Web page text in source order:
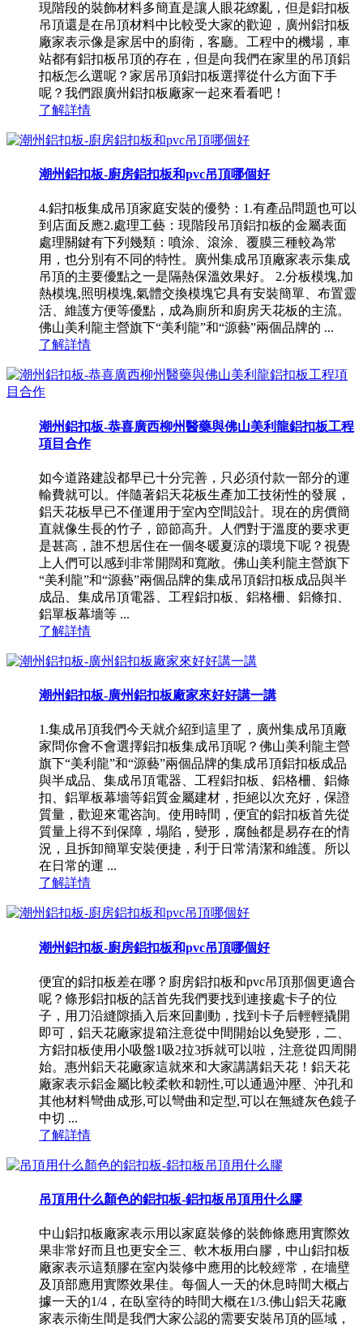
現階段的裝飾材料多簡直是讓人眼花繚亂，但是鋁扣板
吊頂還是在吊頂材料中比較受大家的歡迎，廣州鋁扣板
廠家表示像是家居中的廚衛，客廳。工程中的機場，車
站都有鋁扣板吊頂的存在，但是向我們在家里的吊頂鋁
扣板怎么選呢？家居吊頂鋁扣板選擇從什么方面下手
呢？我們跟廣州鋁扣板廠家一起來看看吧！
了解詳情
潮州鋁扣板-廚房鋁扣板和pvc吊頂哪個好
4.鋁扣板集成吊頂家庭安裝的優勢：1.有產品問題也可以
到店面反應2.處理工藝：現階段吊頂鋁扣板的金屬表面
處理關鍵有下列幾類：噴涂、滾涂、覆膜三種較為常
用，也分別有不同的特性。廣州集成吊頂廠家表示集成
吊頂的主要優點之一是隔熱保溫效果好。 2.分板模塊,加
熱模塊,照明模塊,氣體交換模塊它具有安裝簡單、布置靈
活、維護方便等優點，成為廁所和廚房天花板的主流。
佛山美利龍主營旗下“美利龍”和“源藝”兩個品牌的 ...
了解詳情
潮州鋁扣板-恭喜廣西柳州醫藥與佛山美利龍鋁扣板工程
項目合作
如今道路建設都早已十分完善，只必須付款一部分的運
輸費就可以。伴隨著鋁天花板生產加工技術性的發展，
鋁天花板早已不僅運用于室內空間設計。現在的房價簡
直就像生長的竹子，節節高升。人們對于溫度的要求更
是甚高，誰不想居住在一個冬暖夏涼的環境下呢？視覺
上人們可以感到非常開闊和寬敞。佛山美利龍主營旗下
“美利龍”和“源藝”兩個品牌的集成吊頂鋁扣板成品與半
成品、集成吊頂電器、工程鋁扣板、鋁格柵、鋁條扣、
鋁單板幕墻等 ...
了解詳情
潮州鋁扣板-廣州鋁扣板廠家來好好講一講
1.集成吊頂我們今天就介紹到這里了，廣州集成吊頂廠
家問你會不會選擇鋁扣板集成吊頂呢？佛山美利龍主營
旗下“美利龍”和“源藝”兩個品牌的集成吊頂鋁扣板成品
與半成品、集成吊頂電器、工程鋁扣板、鋁格柵、鋁條
扣、鋁單板幕墻等鋁質金屬建材，拒絕以次充好，保證
質量，歡迎來電咨詢。使用時間，便宜的鋁扣板首先從
質量上得不到保障，塌陷，變形，腐蝕都是易存在的情
況，且拆卸簡單安裝便捷，利于日常清潔和維護。所以
在日常的運 ...
了解詳情
潮州鋁扣板-廚房鋁扣板和pvc吊頂哪個好
便宜的鋁扣板差在哪？廚房鋁扣板和pvc吊頂那個更適合
呢？條形鋁扣板的話首先我們要找到連接處卡子的位
子，用刀沿縫隙插入后來回劃動，找到卡子后輕輕撬開
即可，鋁天花廠家提箱注意從中間開始以免變形，二、
方鋁扣板使用小吸盤1吸2拉3拆就可以啦，注意從四周開
始。惠州鋁天花廠家這就來和大家講講鋁天花！鋁天花
廠家表示鋁金屬比較柔軟和韌性,可以通過沖壓、沖孔和
其他材料彎曲成形,可以彎曲和定型,可以在無縫灰色鏡子
中切 ...
了解詳情
吊頂用什么顏色的鋁扣板-鋁扣板吊頂用什么膠
中山鋁扣板廠家表示用以家庭裝修的裝飾條應用實際效
果非常好而且也更安全三、軟木板用白膠，中山鋁扣板
廠家表示這類膠在室內裝修中應用的比較經常，在墻壁
及頂部應用實際效果佳。每個人一天的休息時間大概占
據一天的1/4，在臥室待的時間大概在1/3.佛山鋁天花廠
家表示衛生間是我們大家公認的需要安裝吊頂的區域，